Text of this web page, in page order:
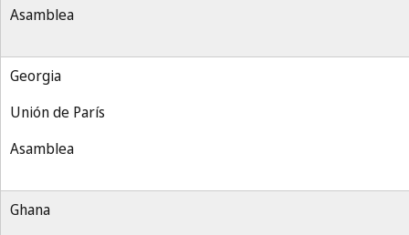
Asamblea
Georgia
Unión de París
Asamblea
Ghana